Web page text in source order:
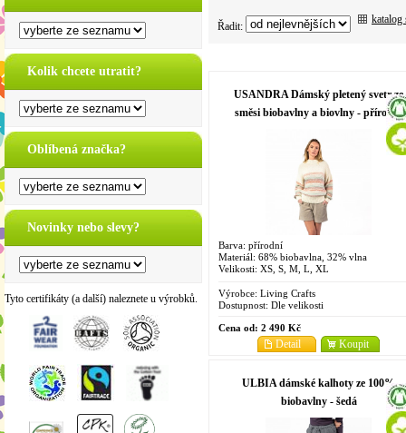
Kolik chcete utratit?
Oblíbená značka?
Novinky nebo slevy?
Tyto certifikáty (a další) naleznete u výrobků.
Řadit:
katalog
USANDRA Dámský pletený svetr ze
směsi biobavlny a biovlny - přírodní
Barva: přírodní
Materiál: 68% biobavlna, 32% vlna
Velikosti: XS, S, M, L, XL
Výrobce: Living Crafts
Dostupnost: Dle velikosti
Cena od: 2 490 Kč
Koupit
Detail
ULBIA dámské kalhoty ze 100%
biobavlny - šedá